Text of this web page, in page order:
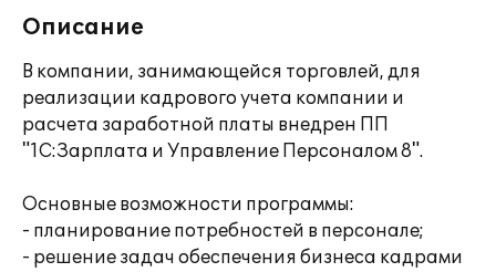
Описание
В компании, занимающейся торговлей, для
реализации кадрового учета компании и
расчета заработной платы внедрен ПП
"1С:Зарплата и Управление Персоналом 8".
Основные возможности программы:
- планирование потребностей в персонале;
- решение задач обеспечения бизнеса кадрами